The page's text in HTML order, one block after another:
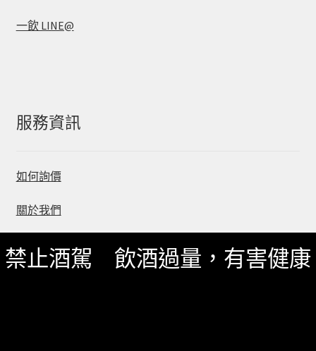
一飲 LINE@
服務資訊
如何詢價
關於我們
禁止酒駕 飲酒過量，有害健康